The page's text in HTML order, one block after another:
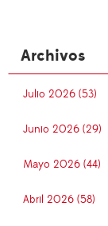
Archivos
Julio 2026 (53)
Junio 2026 (29)
Mayo 2026 (44)
Abril 2026 (58)